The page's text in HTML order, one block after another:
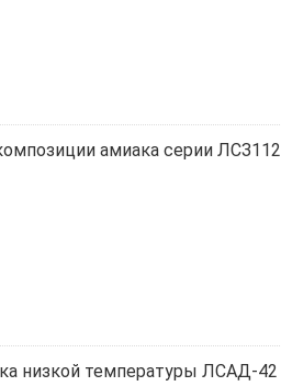
амиака серии ЛСЗ112
низкой температуры ЛСАД-42